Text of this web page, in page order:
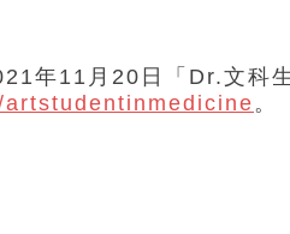
年11月20日「Dr.文科
。